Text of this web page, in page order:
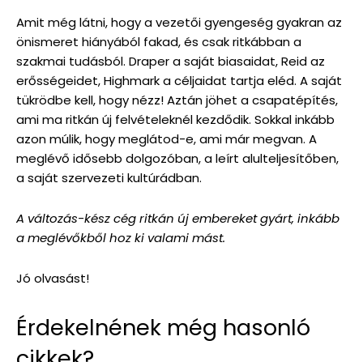
Amit még látni, hogy a vezetői gyengeség gyakran az
önismeret hiányából fakad, és csak ritkábban a
szakmai tudásból. Draper a saját biasaidat, Reid az
erősségeidet, Highmark a céljaidat tartja eléd. A saját
tükrödbe kell, hogy nézz! Aztán jöhet a csapatépítés,
ami ma ritkán új felvételeknél kezdődik. Sokkal inkább
azon múlik, hogy meglátod-e, ami már megvan. A
meglévő idősebb dolgozóban, a leírt alulteljesítőben,
a saját szervezeti kultúrádban.
A változás-kész cég ritkán új embereket gyárt, inkább
a meglévőkből hoz ki valami mást.
Jó olvasást!
Érdekelnének még hasonló